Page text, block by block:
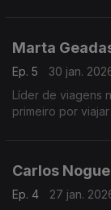
Marta
Ep. 5
30 jan.
Líder de viagens
primeiro por
Carlos
Ep. 4
27 jan.